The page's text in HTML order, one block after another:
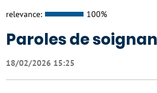
relevance: 100%
Paroles de
18/02/2026 15:25